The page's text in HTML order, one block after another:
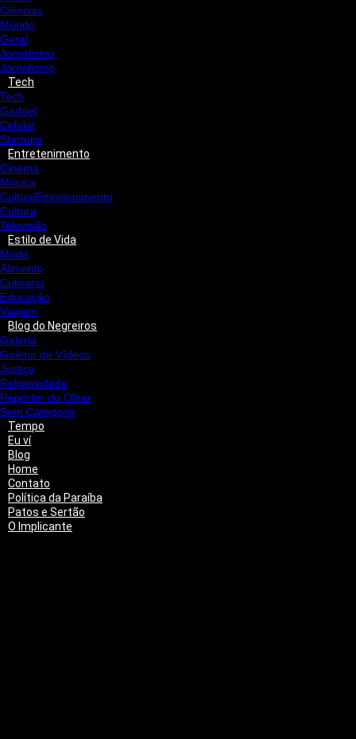
Ciências
Mundo
Geral
Jornalismo
Jornalismo
Tech
Tech
Gadget
Celular
Startups
Entretenimento
Cinema
Música
Cultua/Entretenimento
Cultura
Televisão
Estilo de Vida
Moda
Alimento
Culinária
Educação
Viagem
Blog do Negreiros
Galeria
Galeria de Vídeos
Justiça
Religiosidade
Repórter do Olhar
Sem Categoria
Tempo
Eu ví
Blog
Home
Contato
Política da Paraíba
Patos e Sertão
O Implicante